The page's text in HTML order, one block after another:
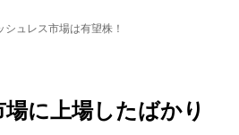
シュレス市場は有望株！
に上場したばかり